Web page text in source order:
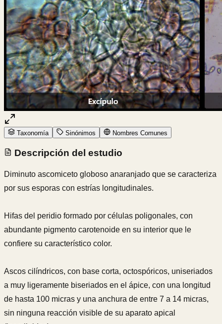
Taxonomía Sinónimos Nombres Comunes
Descripción del estudio
Diminuto ascomiceto globoso anaranjado que se caracteriza
por sus esporas con estrías longitudinales.
Hifas del peridio formado por células poligonales, con
abundante pigmento carotenoide en su interior que le
confiere su característico color.
Ascos cilíndricos, con base corta, octospóricos, uniseriados
a muy ligeramente biseriados en el ápice, con una longitud
de hasta 100 micras y una anchura de entre 7 a 14 micras,
sin ninguna reacción visible de su aparato apical